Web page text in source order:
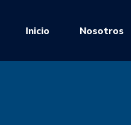
Inicio Nosotros